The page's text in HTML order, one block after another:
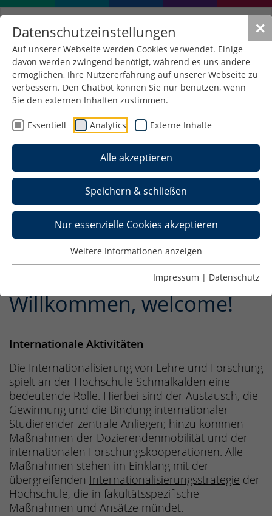
✕
Datenschutzeinstellungen
Auf unserer Webseite werden Cookies verwendet. Einige
davon werden zwingend benötigt, während es uns andere
ermöglichen, Ihre Nutzererfahrung auf unserer Webseite zu
verbessern. Den Chatbot können Sie nur benutzen, wenn
Sie den externen Inhalten zustimmen.
Essentiell Analytics Externe Inhalte
Alle akzeptieren
Speichern & schließen
Nur essenzielle Cookies akzeptieren
Weitere Informationen anzeigen
Impressum | Datenschutz
Willkommen, welcome!
Internationale Aktivitäten
Die Internationalisierung von Lehre und Forschung
spielt an der Hochschule Schmalkalden eine
bedeutende Rolle. Hierbei sind der Austausch, die
Gewinnung und die Bindung internationaler
Studierender zentrale Anliegen; hinzu kommen
Maßnahmen der Dozierendenmobilität und der
internationalen Forschungskooperationen. Alle
Maßnahmen stehen im Einklang mit der
übergreifenden Internationalisierungsstrategie der
Hochschule, die in fakultätsspezifische
Maßnahmen und Ansätze mündet.